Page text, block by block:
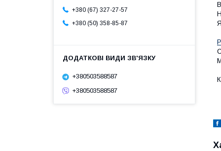
+380 (67) 327-27-57
+380 (50) 358-85-87
+380503588587
+380503588587